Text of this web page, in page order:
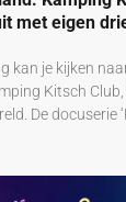
met eigen
kan je kijken
Kitsch
De docuserie